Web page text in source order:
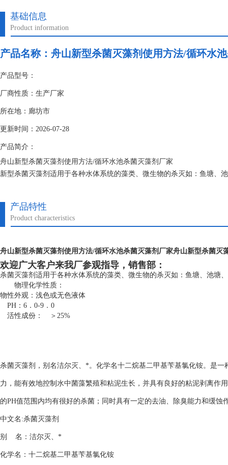
基础信息
Product information
产品名称： 舟山新型杀菌灭藻剂使用方法/循环水
产品型号：
厂商性质：生产厂家
所在地：廊坊市
更新时间：2026-07-28
产品简介：
舟山新型杀菌灭藻剂使用方法/循环水池杀菌灭藻剂厂家
新型杀菌灭藻剂适用于各种水体系统的藻类、微生物的杀灭如：鱼塘、
产品特性
Product characteristics
舟山新型杀菌灭藻剂使用方法/循环水池杀菌灭藻剂厂家舟山新型杀菌灭
欢迎广大客户来我厂参观指导，销售部：
杀菌灭藻剂适用于各种水体系统的藻类、微生物的杀灭如：鱼塘、池塘
物理化学性质：
物性外观： 浅色或无色液体
PH： 6．0-9．0
活性成份：
＞25%
杀菌灭藻剂，别名洁尔灭、*。化学名十二烷基二甲基苄基氯化铵。是
力，能有效地控制水中菌藻繁殖和粘泥生长，并具有良好的粘泥剥离作
的PH值范围内均有很好的杀菌；同时具有一定的去油、除臭能力和缓蚀
中文名:杀菌灭藻剂
别 名：洁尔灭、*
化学名：十二烷基二甲基苄基氯化铵